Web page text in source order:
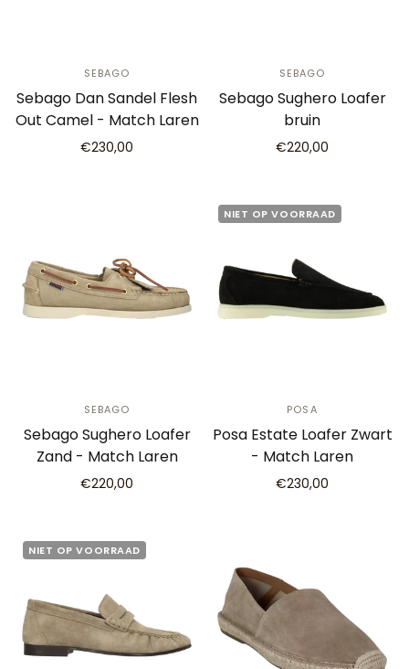
SEBAGO
Sebago Dan Sandel Flesh
Out Camel - Match Laren
€230,00
SEBAGO
Sebago Sughero Loafer
bruin
€220,00
SEBAGO
Sebago Sughero Loafer
Zand - Match Laren
€220,00
NIET OP VOORRAAD
POSA
Posa Estate Loafer Zwart
- Match Laren
€230,00
NIET OP VOORRAAD